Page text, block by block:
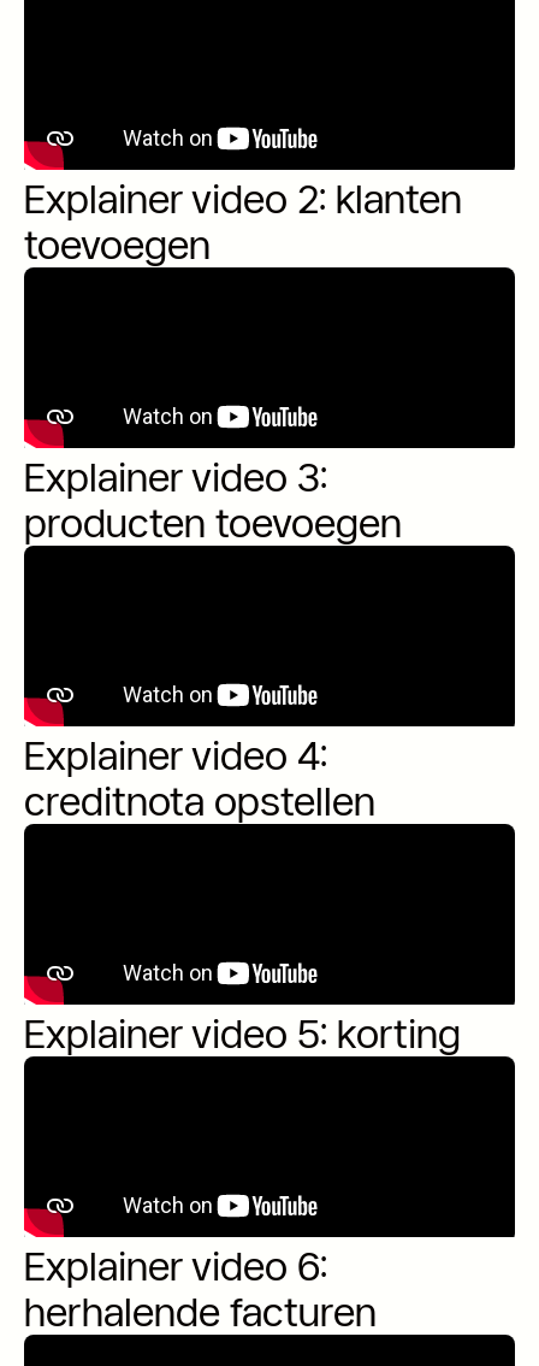
Explainer video 2: klanten
toevoegen
Explainer video 3:
producten toevoegen
Explainer video 4:
creditnota opstellen
Explainer video 5: korting
Explainer video 6:
herhalende facturen